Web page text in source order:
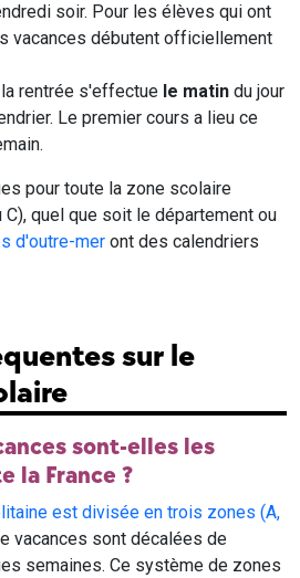
soir. Pour les élèves qui ont
vacances débutent officiellement
rentrée s'effectue le matin du jour
Le premier cours a lieu ce
pour toute la zone scolaire
C), quel que soit le département ou
d'outre-mer ont des calendriers
sur le
sont-elles les
la France ?
est divisée en trois zones (A,
vacances sont décalées de
semaines. Ce système de zones